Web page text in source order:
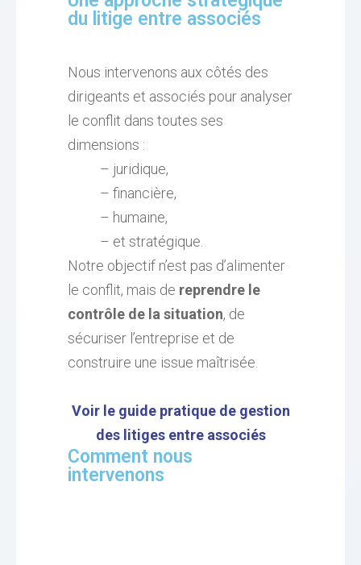
du litige entre associés
Nous intervenons aux côtés des
dirigeants et associés pour analyser
le conflit dans toutes ses
dimensions :
– juridique,
– financière,
– humaine,
– et stratégique.
Notre objectif n’est pas d’alimenter
le conflit, mais de reprendre le
contrôle de la situation, de
sécuriser l’entreprise et de
construire une issue maîtrisée.
Voir le guide pratique de gestion
des litiges entre associés
Comment nous
intervenons